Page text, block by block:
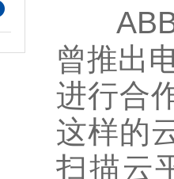
ABB
曾推出
进行合
这样的
扫描云